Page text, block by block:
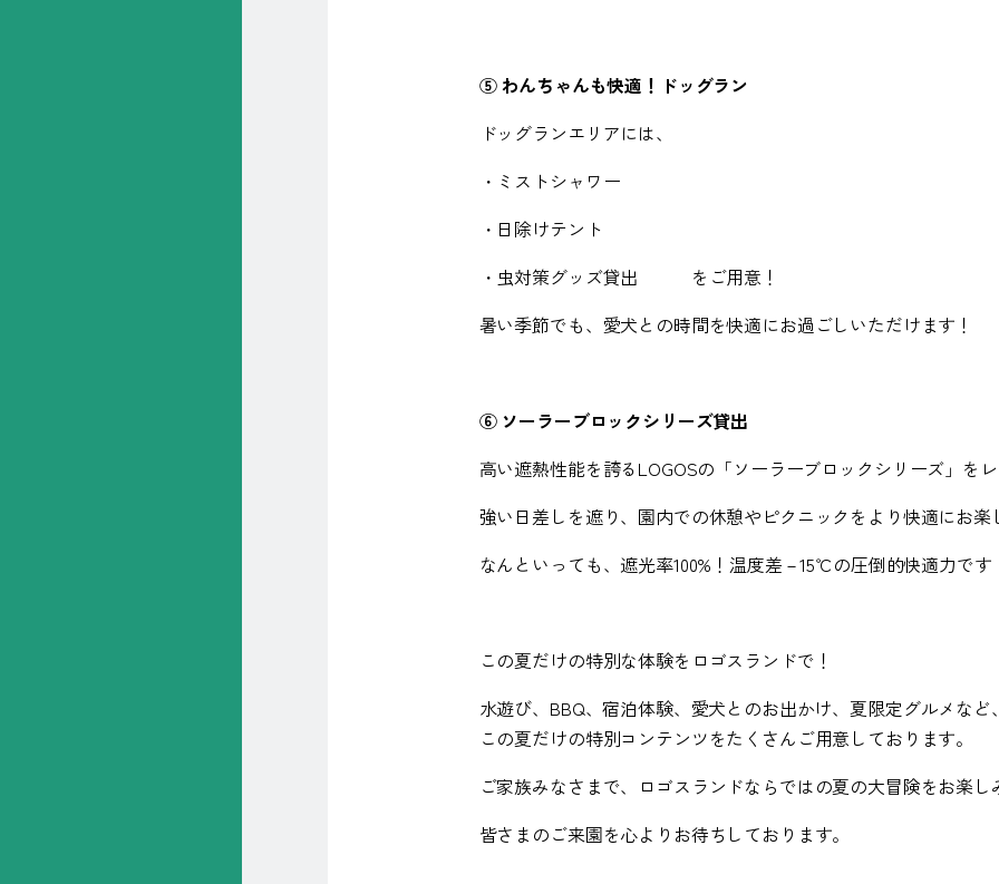
⑤わんちゃんも快適！ドッグラン
ドッグランエリアには、
・ミストシャワー
・日除けテント
・虫対策グッズ貸出 をご用意！
暑い季節でも、愛犬との時間を快適にお過ごしいただけます！
⑥ ソーラーブロックシリーズ貸出
高い遮熱性能を誇るLOGOSの「ソーラーブロックシリーズ」を
強い日差しを遮り、園内での休憩やピクニックをより快適にお
なんといっても、遮光率100% ！温度差－15℃の圧倒的快適力です
この夏だけの特別な体験をロゴスランドで！
水遊び、 BBQ、宿泊体験、愛犬とのお出かけ、夏限定グルメなど
この夏だけの特別コンテンツをたくさんご用意しております。
ご家族みなさまで、ロゴスランドならではの夏の大冒険をお楽し
皆さまのご来園を心よりお待ちしております。